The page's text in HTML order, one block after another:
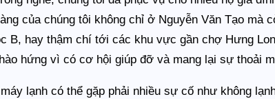
của chúng tôi không chỉ ở Nguyễn Văn Tạo mà
B, hay thậm chí tới các khu vực gần chợ Hưng
hứng vì có cơ hội giúp đỡ và mang lại sự thoải
lạnh có thể gặp phải nhiều sự cố như không